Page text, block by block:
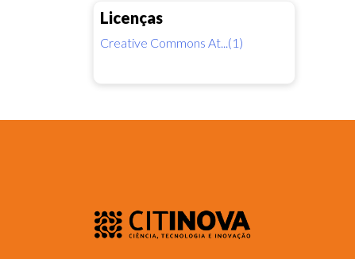
Licenças
Creative Commons At...(1)